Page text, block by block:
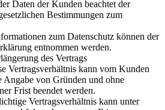
Daten der Kunden beachtet der
Bestimmungen zum
zum Datenschutz können der
entnommen werden.
des Vertrags
Vertragsverhältnis kann vom Kunden
Angabe von Gründen und ohne
Frist beendet werden.
Vertragsverhältnis kann unter